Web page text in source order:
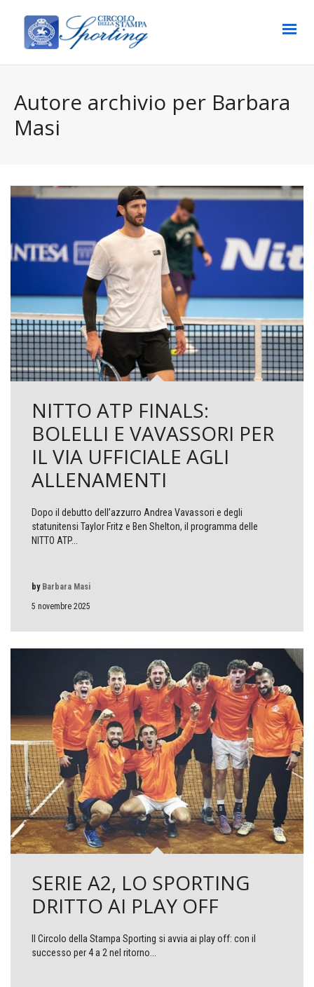
Autore archivio per Barbara
Masi
NITTO ATP FINALS:
BOLELLI E VAVASSORI PER
IL VIA UFFICIALE AGLI
ALLENAMENTI
Dopo il debutto dell’azzurro Andrea Vavassori e degli
statunitensi Taylor Fritz e Ben Shelton, il programma delle
NITTO ATP...
5 novembre 2025
by Barbara Masi
SERIE A2, LO SPORTING
DRITTO AI PLAY OFF
Il Circolo della Stampa Sporting si avvia ai play off: con il
successo per 4 a 2 nel ritorno...